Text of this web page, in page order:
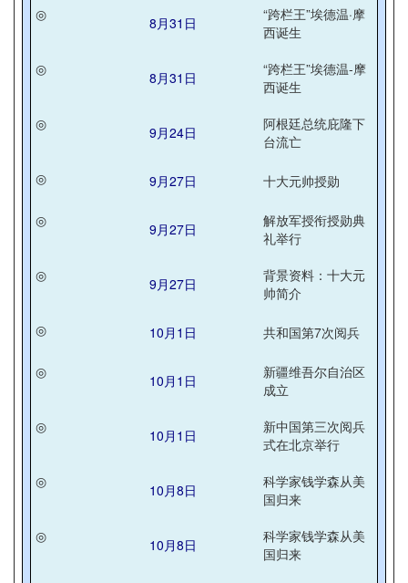
◎
8月31日
“跨栏王”埃德温·摩
西诞生
◎
8月31日
“跨栏王”埃德温-摩
西诞生
◎
9月24日
阿根廷总统庇隆下
台流亡
◎
9月27日 十大元帅授勋
◎ 9月27日
解放军授衔授勋典
礼举行
◎
9月27日
背景资料：十大元
帅简介
◎
10月1日 共和国第7次阅兵
◎ 10月1日
新疆维吾尔自治区
成立
◎
10月1日
新中国第三次阅兵
式在北京举行
◎
10月8日
科学家钱学森从美
国归来
◎
10月8日
科学家钱学森从美
国归来